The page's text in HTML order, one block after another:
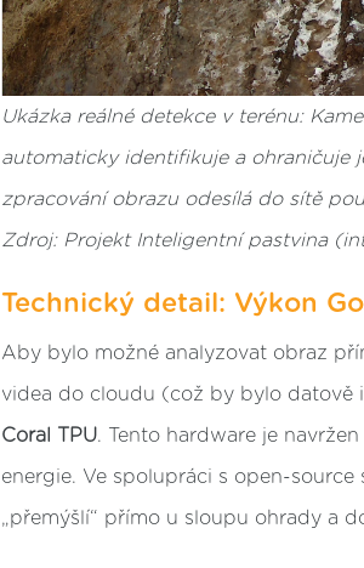
Ukázka reálné detekce v terénu:
automaticky identifikuje a ohraničuje
zpracování obrazu odesílá do sítě
Zdroj: Projekt Inteligentní pastvina
Technický detail: Výkon
Aby bylo možné analyzovat obraz
videa do cloudu (což by bylo datově
Coral TPU. Tento hardware je
energie. Ve spolupráci s open-source
„přemýšlí“ přímo u sloupu ohrady a